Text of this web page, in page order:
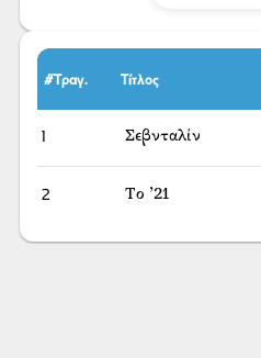
#Τραγ. Τίτλος
1 Σεβνταλίν
2 Το ’21